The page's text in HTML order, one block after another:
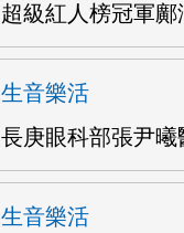
超級紅人榜冠軍鄺
生音樂活
長庚眼科部張尹曦
生音樂活